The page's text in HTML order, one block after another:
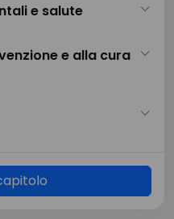
e salute
e alla cura